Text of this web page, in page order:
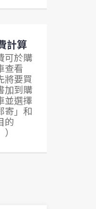
計算
可於購
查看
將要買
加到購
並選擇
寄」和
的